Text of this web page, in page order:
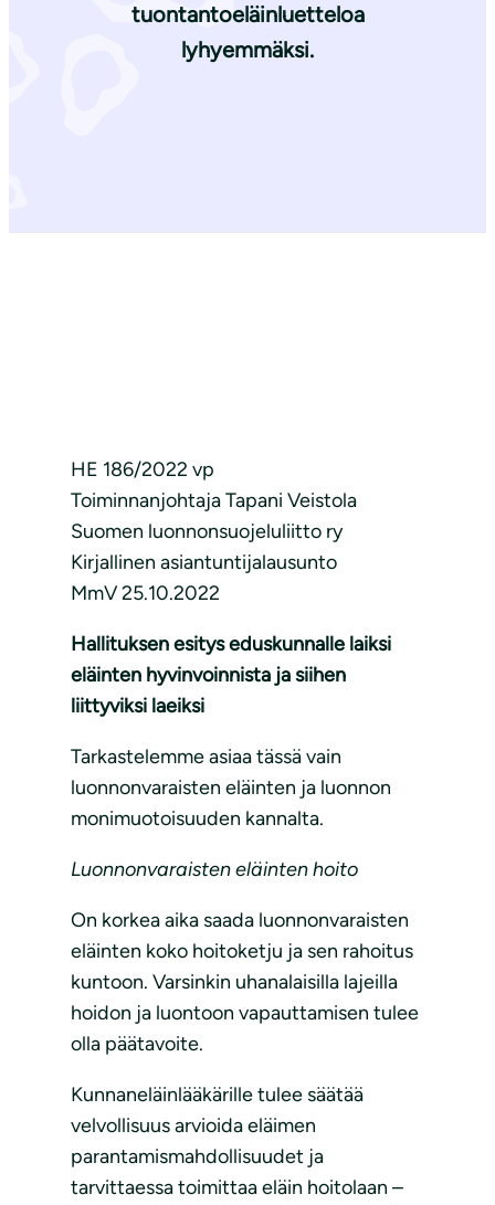
tuontantoeläinluetteloa
lyhyemmäksi.
HE 186/2022 vp
Toiminnanjohtaja Tapani Veistola
Suomen luonnonsuojeluliitto ry
Kirjallinen asiantuntijalausunto
MmV 25.10.2022
Hallituksen esitys eduskunnalle laiksi
eläinten hyvinvoinnista ja siihen
liittyviksi laeiksi
Tarkastelemme asiaa tässä vain
luonnonvaraisten eläinten ja luonnon
monimuotoisuuden kannalta.
Luonnonvaraisten eläinten hoito
On korkea aika saada luonnonvaraisten
eläinten koko hoitoketju ja sen rahoitus
kuntoon. Varsinkin uhanalaisilla lajeilla
hoidon ja luontoon vapauttamisen tulee
olla päätavoite.
Kunnaneläinlääkärille tulee säätää
velvollisuus arvioida eläimen
parantamismahdollisuudet ja
tarvittaessa toimittaa eläin hoitolaan –